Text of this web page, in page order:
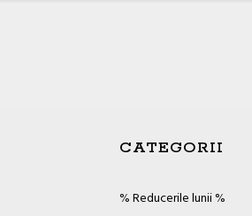
CATEGORII
% Reducerile lunii %